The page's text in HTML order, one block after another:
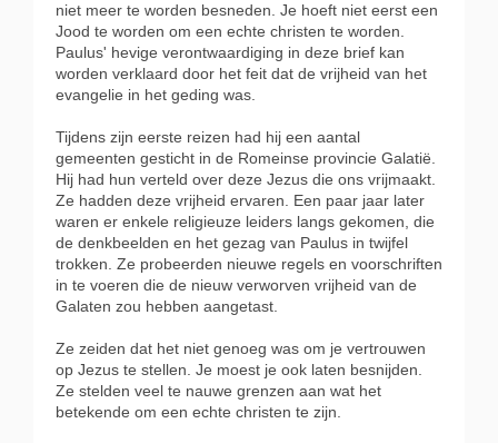
niet meer te worden besneden. Je hoeft niet eerst een
Jood te worden om een echte christen te worden.
Paulus' hevige verontwaardiging in deze brief kan
worden verklaard door het feit dat de vrijheid van het
evangelie in het geding was.
Tijdens zijn eerste reizen had hij een aantal
gemeenten gesticht in de Romeinse provincie Galatië.
Hij had hun verteld over deze Jezus die ons vrijmaakt.
Ze hadden deze vrijheid ervaren. Een paar jaar later
waren er enkele religieuze leiders langs gekomen, die
de denkbeelden en het gezag van Paulus in twijfel
trokken. Ze probeerden nieuwe regels en voorschriften
in te voeren die de nieuw verworven vrijheid van de
Galaten zou hebben aangetast.
Ze zeiden dat het niet genoeg was om je vertrouwen
op Jezus te stellen. Je moest je ook laten besnijden.
Ze stelden veel te nauwe grenzen aan wat het
betekende om een echte christen te zijn.